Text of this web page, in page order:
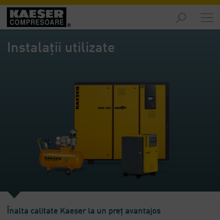
Piețe
-
Prezentare
Prezentare
-
Prezentare
generală
Instalații utilizate
Înalta calitate Kaeser la un preț avantajos